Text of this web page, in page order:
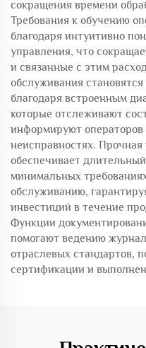
сокращения времени
Требования к обучению
благодаря интуитивно
управления, что
и связанные с этим
обслуживания
благодаря встроенным
которые отслеживают
информируют
неисправностях. Прочная
обеспечивает
минимальных
обслуживанию,
инвестиций в течение
Функции
помогают ведению
отраслевых стандартов,
сертификации и